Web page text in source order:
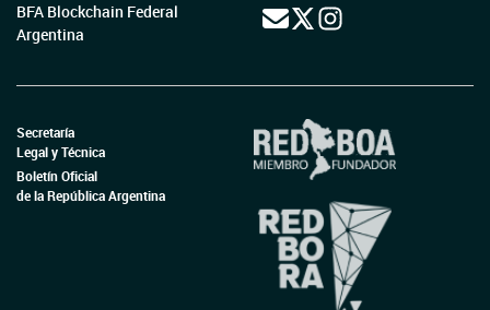
BFA Blockchain Federal
Argentina
Secretaría
Legal y Técnica
Boletín Oficial
de la República Argentina